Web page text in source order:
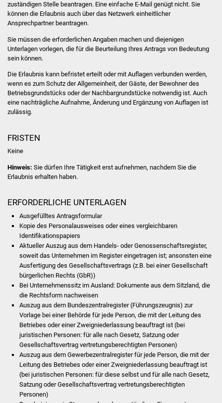
Kirchen
Fachteam Jugend
Kinder- und
Ärzte und Apotheken
Pflege von Angehörigen
Index
ÖPNV
Bürgerbus (MOBS)
Abfall und Entsorgung
Kultur & Freizeit
zuständigen Stelle beantragen. Eine einfache E-Mail genügt nicht. Sie
können die Erlaubnis auch über das Netzwerk einheitlicher
Ansprechpartner beantragen.
Sie müssen die erforderlichen Angaben machen und diejenigen
Unterlagen vorlegen, die für die Beurteilung Ihres Antrags von Bedeutung
sein können.
Die Erlaubnis kann befristet erteilt oder mit Auflagen verbunden werden,
wenn es zum Schutz der Allgemeinheit, der Gäste, der Bewohner des
Betriebsgrundstücks oder der Nachbargrundstücke notwendig ist. Auch
eine nachträgliche Aufnahme, Änderung und Ergänzung von Auflagen ist
zulässig.
FRISTEN
Keine
Hinweis: Sie dürfen Ihre Tätigkeit erst aufnehmen, nachdem Sie die
Erlaubnis erhalten haben.
ERFORDERLICHE UNTERLAGEN
Ausgefülltes Antragsformular
Kopie des Personalausweises oder eines vergleichbaren
Identifikationspapiers
Aktueller Auszug aus dem Handels- oder Genossenschaftsregister,
soweit das Unternehmen im Register eingetragen ist; ansonsten eine
Ausfertigung des Gesellschaftsvertrags (z.B. bei einer Gesellschaft
bürgerlichen Rechts (GbR))
Bei Unternehmenssitz im Ausland: Dokumente aus dem Sitzland, die
die Rechtsform nachweisen
Auszug aus dem Bundeszentralregister (Führungszeugnis) zur
Vorlage bei einer Behörde für jede Person, die mit der Leitung des
Betriebes oder einer Zweigniederlassung beauftragt ist (bei
juristischen Personen: für alle nach Gesetz, Satzung oder
Gesellschaftsvertrag vertretungsberechtigten Personen)
Auszug aus dem Gewerbezentralregister für jede Person, die mit der
Leitung des Betriebes oder einer Zweigniederlassung beauftragt ist
(bei juristischen Personen: für diese selbst und für alle nach Gesetz,
Satzung oder Gesellschaftsvertrag vertretungsberechtigten
Personen)